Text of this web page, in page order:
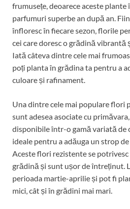
frumusețe, deoarece aceste
parfumuri superbe an după an.
înfloresc în fiecare sezon, florile
cei care doresc o grădină vibrantă
Iată câteva dintre cele mai
poți planta în grădina ta pentru a
culoare și rafinament.
Una dintre cele mai populare flori
sunt adesea asociate cu
disponibile într-o gamă variată de
ideale pentru a adăuga un strop
Aceste flori rezistente se
grădină și sunt ușor de întreținut.
perioada martie-aprilie și pot fi
mici, cât și în grădini mai mari.